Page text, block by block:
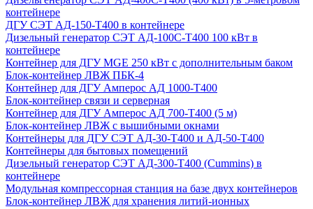
контейнере
ДГУ СЭТ АД-150-Т400 в контейнере
Дизельный генератор СЭТ АД-100С-Т400 100 кВт в
контейнере
Контейнер для ДГУ MGE 250 кВт с дополнительным баком
Блок-контейнер ЛВЖ ПБК-4
Контейнер для ДГУ Амперос АД 1000-Т400
Блок-контейнер связи и серверная
Контейнер для ДГУ Амперос АД 700-Т400 (5 м)
Блок-контейнер ЛВЖ с вышибными окнами
Контейнеры для ДГУ СЭТ АД-30-Т400 и АД-50-Т400
Контейнеры для бытовых помещений
Дизельный генератор СЭТ АД-300-Т400 (Cummins) в
контейнере
Модульная компрессорная станция на базе двух контейнеров
Блок-контейнер ЛВЖ для хранения литий-ионных